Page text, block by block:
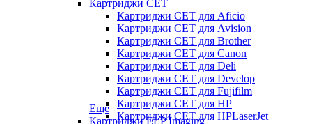
Картриджи CET
Картриджи CET для Aficio
Картриджи CET для Avision
Картриджи CET для Brother
Картриджи CET для Canon
Картриджи CET для Deli
Картриджи CET для Develop
Картриджи CET для Fujifilm
Картриджи CET для HP
Картриджи CET для HPLaserJet
Еще
Картриджи ELP Imaging